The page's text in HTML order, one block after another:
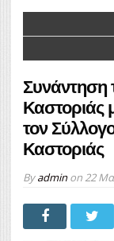
Συνάντηση
Καστοριάς
τον
Καστοριάς
Byadminon 22